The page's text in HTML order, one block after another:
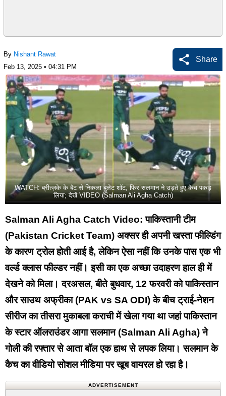
By Nishant Rawat
Feb 13, 2025 • 04:31 PM
Share
WATCH: ब्रीत्ज़के के बैट से निकला बुलेट शॉट, फिर सलमान ने उड़ते हुए कैच पकड़
लिया; देखें VIDEO (Salman Ali Agha Catch)
Salman Ali Agha Catch Video: पाकिस्तानी टीम
(Pakistan Cricket Team) अक्सर ही अपनी खस्ता फील्डिंग
के कारण ट्रोल होती आई है, लेकिन ऐसा नहीं कि उनके पास एक भी
वर्ल्ड क्लास फील्डर नहीं। इसी का एक अच्छा उदाहरण हाल ही में
देखने को मिला। दरअसल, बीते बुधवार, 12 फरवरी को पाकिस्तान
और साउथ अफ्रीका (PAK vs SA ODI) के बीच ट्राई-नेशन
सीरीज का तीसरा मुकाबला कराची में खेला गया था जहां पाकिस्तान
के स्टार ऑलराउंडर आगा सलमान (Salman Ali Agha) ने
गोली की रफ्तार से आता बॉल एक हाथ से लपक लिया। सलमान के
कैच का वीडियो सोशल मीडिया पर खूब वायरल हो रहा है।
ADVERTISEMENT